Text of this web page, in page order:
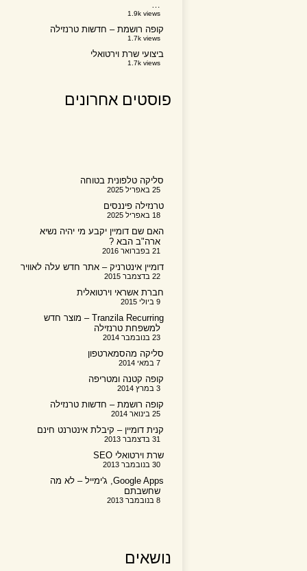
1.9k views
קופה רושמת – חדשות טרנזילה
1.7k views
ביצועי שרת וירטואלי
1.7k views
פוסטים אחרונים
סליקה טלפונית בטוחה
טרנזילה פיננסים
האם שם דומיין יקבע מי יהיה נשיא
ארה"ב הבא ?
דומיין אינטרניק – אתר חדש עלה לאוויר
חברת אשראי וירטואלית
Tranzila Recurring – מוצר חדש
למשפחת טרנזילה
סליקה מהסמארטפון
קופה קטנה ומטריפה
קופה רושמת – חדשות טרנזילה
קנית דומיין – קיבלת אינטרנט חינם
שרת וירטואלי SEO
Google Apps, ג'ימייל – לא מה
שחשבתם
נושאים